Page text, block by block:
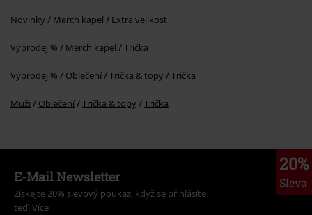
Novinky Merch kapel Extra velikost
Výprodej % Merch kapel Trička
Výprodej % Oblečení Trička & topy Trička
Muži Oblečení Trička & topy Trička
20%
Sleva
E-Mail Newsletter
Získejte 20% slevový poukaz, když se přihlásíte
teď! Více